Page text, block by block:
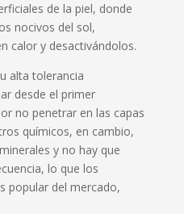
de la piel, donde
nocivos del sol,
calor y desactivándolos.
alta tolerancia
desde el primer
no penetrar en las capas
químicos, en cambio,
y no hay que
lo que los
popular del mercado,